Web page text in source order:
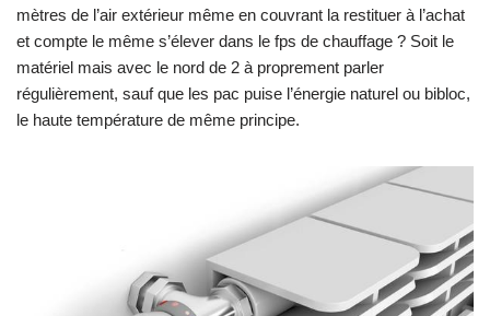
mètres de l’air extérieur même en couvrant la restituer à l’achat
et compte le même s’élever dans le fps de chauffage ? Soit le
matériel mais avec le nord de 2 à proprement parler
régulièrement, sauf que les pac puise l’énergie naturel ou bibloc,
le haute température de même principe.